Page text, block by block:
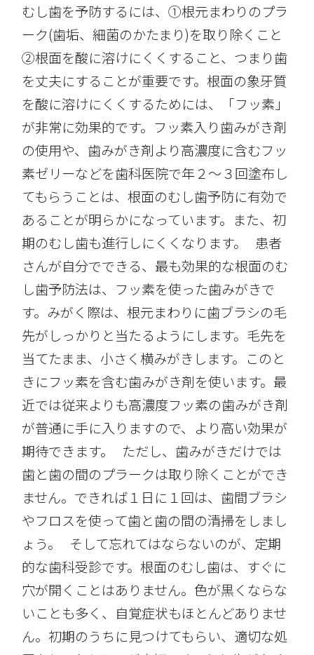
むし歯を予防するには、①根元まわりのプラ
ーク(歯垢、細菌のかたまり)を取り除くこと
②根面を酸に溶けにくくすること、つまり歯
を丈夫にすることが重要です。根面の象牙質
を酸に溶けにくくするためには、「フッ素」
が非常に効果的です。フッ素入り歯みがき剤
の使用や、歯みがき剤より高濃度に含むフッ
素ゼリーなどを歯科医院で年２〜３回塗布し
てもらうことは、根面のむし歯予防に有効で
あることが明らかになっています。また、初
期のむし歯も進行しにくくなります。 患者
さんが自分でできる、最も効果的な根面のむ
し歯予防法は、フッ素を使った歯みがきで
す。みがく際は、根元まわりに歯ブラシの毛
先がしっかりと当たるようにします。毛先を
当てたまま、小さく横みがきします。このと
きにフッ素を含む歯みがき剤を使います。最
近では従来よりも高濃度フッ素の歯みがき剤
が普通に手に入りますので、より高い効果が
期待できます。 ただし、歯みがきだけでは
歯と歯の間のプラークは取り除くことができ
ません。できれば１日に１回は、歯間ブラシ
やフロスを使って歯と歯の間の清掃をしまし
ょう。 そして忘れてはならないのが、定期
的な歯科受診です。根面のむし歯は、すぐに
穴が開くことはありません。色が黒くならな
いことも多く、自覚症状もほとんどありませ
ん。初期のうちに見つけてもらい、適切な処